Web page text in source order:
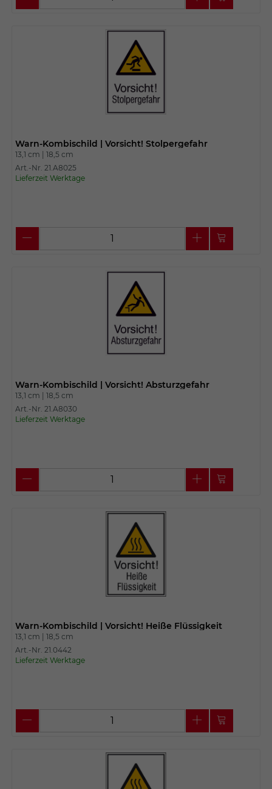
Warn-Kombischild | Vorsicht! Stolpergefahr
13,1 cm | 18,5 cm
Art.-Nr. 21.A8025
Lieferzeit Werktage
Warn-Kombischild | Vorsicht! Absturzgefahr
13,1 cm | 18,5 cm
Art.-Nr. 21.A8030
Lieferzeit Werktage
Warn-Kombischild | Vorsicht! Heiße Flüssigkeit
13,1 cm | 18,5 cm
Art.-Nr. 21.0442
Lieferzeit Werktage